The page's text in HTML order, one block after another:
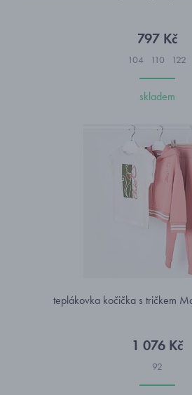
797 Kč
104 110 122
skladem
teplákovka kočička s tričkem
1 076 Kč
92